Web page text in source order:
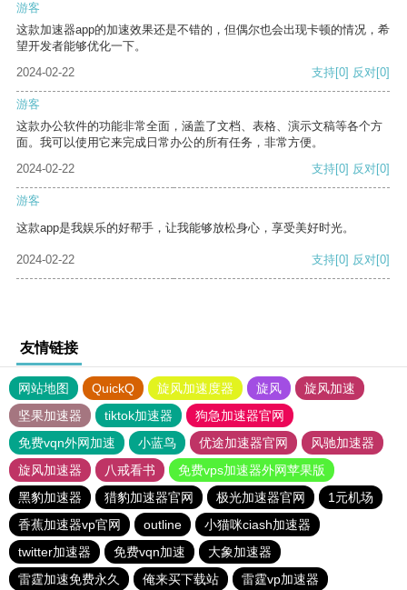
游客
这款加速器app的加速效果还是不错的，但偶尔也会出现卡顿的情况，希
望开发者能够优化一下。
2024-02-22
支持[0] 反对[0]
游客
这款办公软件的功能非常全面，涵盖了文档、表格、演示文稿等各个方
面。我可以使用它来完成日常办公的所有任务，非常方便。
2024-02-22
支持[0] 反对[0]
游客
这款app是我娱乐的好帮手，让我能够放松身心，享受美好时光。
2024-02-22 支持[0] 反对[0]
友情链接
网站地图 QuickQ 旋风加速度器 旋风
旋风加速
坚果加速器
tiktok加速器
狗急加速器官网
免费vqn外网加速
小蓝鸟 优途加速器官网
风驰加速器
旋风加速器
八戒看书
免费vps加速器外网苹果版
黑豹加速器
猎豹加速器官网 极光加速器官网
1元机场
香蕉加速器vp官网
outline
小猫咪ciash加速器
twitter加速器
免费vqn加速
大象加速器
雷霆加速免费永久
俺来买下载站 雷霆vp加速器